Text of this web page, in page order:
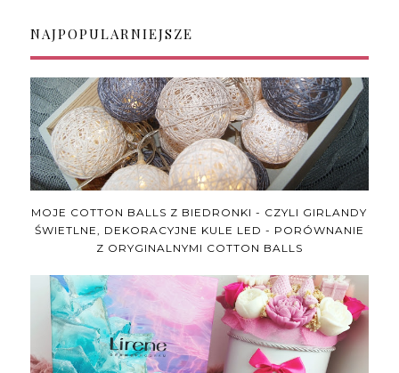
NAJPOPULARNIEJSZE
MOJE COTTON BALLS Z BIEDRONKI - CZYLI GIRLANDY
ŚWIETLNE, DEKORACYJNE KULE LED - PORÓWNANIE
Z ORYGINALNYMI COTTON BALLS